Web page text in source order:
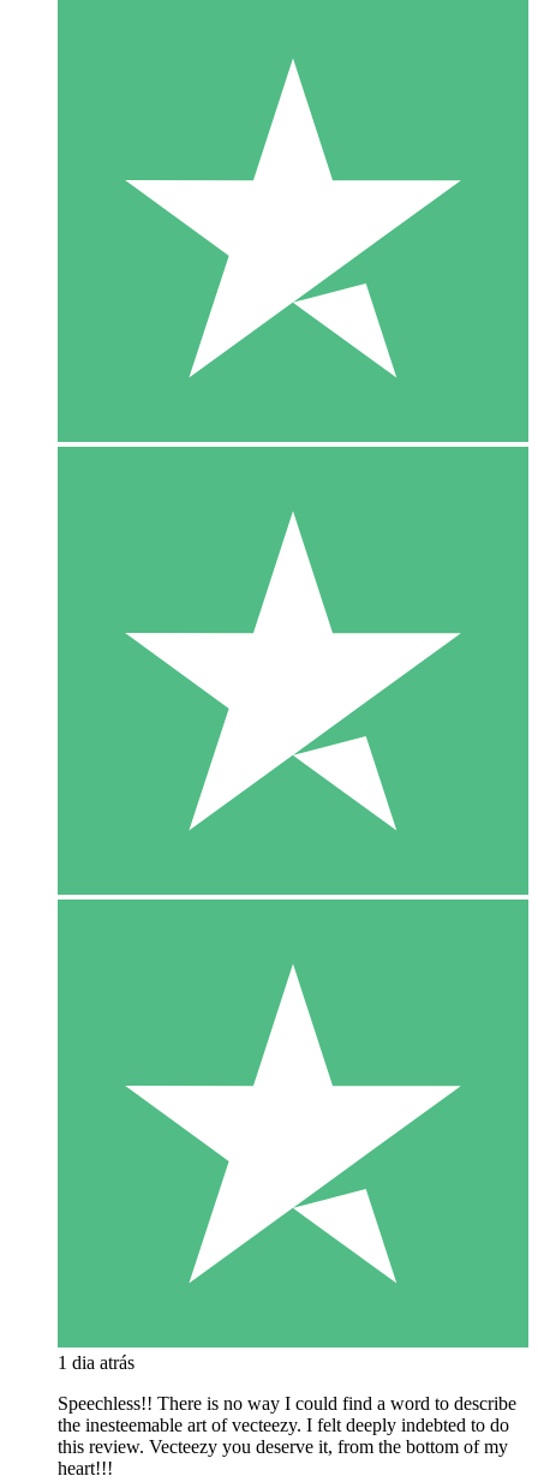
1 dia atrás
Speechless!! There is no way I could find a word to describe
the inesteemable art of vecteezy. I felt deeply indebted to do
this review. Vecteezy you deserve it, from the bottom of my
heart!!!